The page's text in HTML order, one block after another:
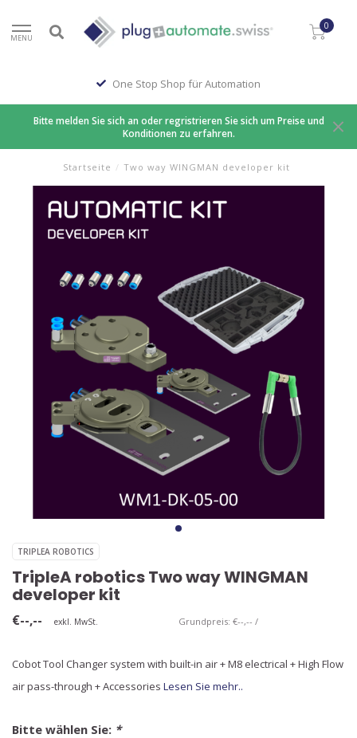
MENU
0
One Stop Shop für Automation
Bitte melden Sie sich an oder regristrieren Sie sich um Preise und
Konditionen zu erfahren.
Startseite / Two way WINGMAN developer kit
TRIPLEA ROBOTICS
TripleA robotics Two way WINGMAN
developer kit
€--,-- exkl. MwSt. Grundpreis: €--,-- /
Cobot Tool Changer system with built-in air + M8 electrical + High Flow
air pass-through + Accessories Lesen Sie mehr..
Bitte wählen Sie: *